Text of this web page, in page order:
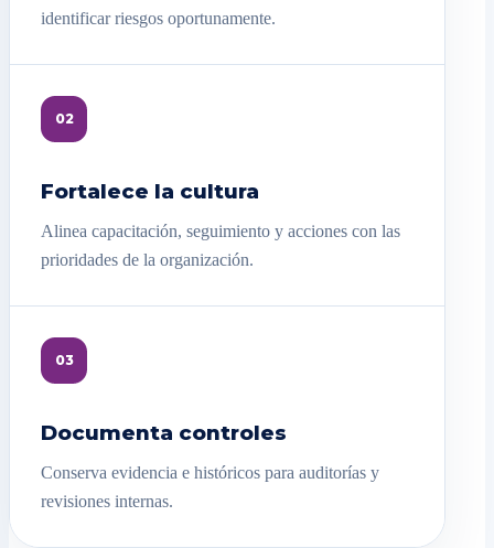
identificar riesgos oportunamente.
02
Fortalece la cultura
Alinea capacitación, seguimiento y acciones con las
prioridades de la organización.
03
Documenta controles
Conserva evidencia e históricos para auditorías y
revisiones internas.